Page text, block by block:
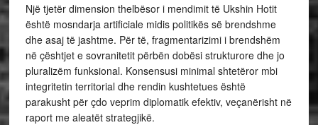
Një tjetër dimension thelbësor i mendimit të Ukshin Hotit
është mosndarja artificiale midis politikës së brendshme
dhe asaj të jashtme. Për të, fragmentarizimi i brendshëm
në çështjet e sovranitetit përbën dobësi strukturore dhe jo
pluralizëm funksional. Konsensusi minimal shtetëror mbi
integritetin territorial dhe rendin kushtetues është
parakusht për çdo veprim diplomatik efektiv, veçanërisht në
raport me aleatët strategjikë.